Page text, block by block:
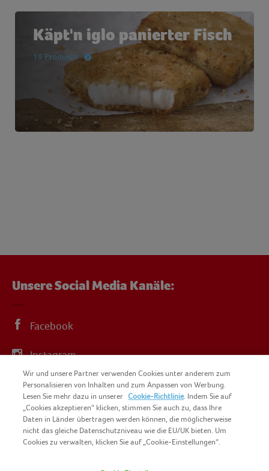
Käpt'n iglo panierter Fisch
19 Produkte
Unsere Social Media Kanäle:
Facebook
Instagram
YouTube
Wir und unsere Partner verwenden Cookies unter anderem zum
Personalisieren von Inhalten und zum Anpassen von Werbung.
Lesen Sie mehr dazu in unserer Cookie-Richtlinie. Indem Sie auf
„Cookies akzeptieren“ klicken, stimmen Sie auch zu, dass Ihre
Daten in Länder übertragen werden können, die möglicherweise
nicht das gleiche Datenschutzniveau wie die EU/UK bieten. Um
Cookies zu verwalten, klicken Sie auf „Cookie-Einstellungen“.